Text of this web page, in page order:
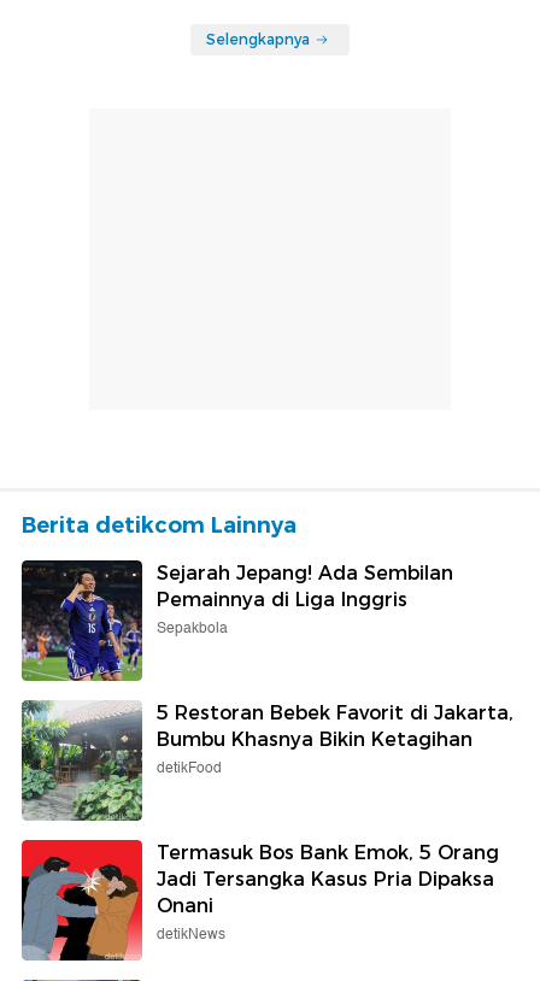
Selengkapnya
Berita detikcom Lainnya
Sejarah Jepang! Ada Sembilan
Pemainnya di Liga Inggris
Sepakbola
5 Restoran Bebek Favorit di Jakarta,
Bumbu Khasnya Bikin Ketagihan
detikFood
Termasuk Bos Bank Emok, 5 Orang
Jadi Tersangka Kasus Pria Dipaksa
Onani
detikNews